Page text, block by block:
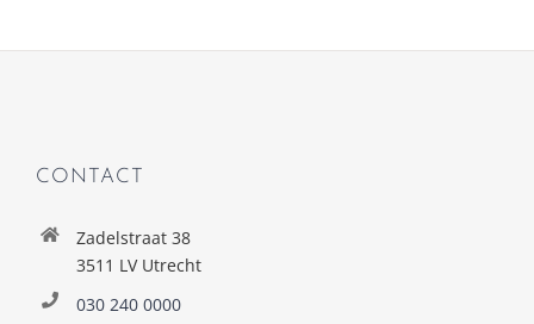
CONTACT
Zadelstraat 38
3511 LV Utrecht
030 240 0000